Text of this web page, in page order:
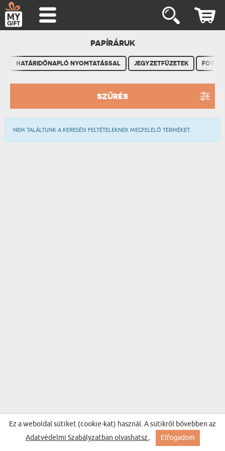
PAPÍRÁRUK
HATÁRIDŐNAPLÓ NYOMTATÁSSAL JEGYZETFÜZETEK
SZŰRÉS
NEM TALÁLTUNK A KERESÉSI FELTÉTELEKNEK MEGFELELŐ TERMÉKET.
Ez a weboldal sütiket (cookie-kat) használ. A sütikről bővebben az
Adatvédelmi Szabályzatban olvashatsz.. Elfogadom